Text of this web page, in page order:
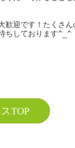
歓迎です！たくさ
ちしております^_^
TOP